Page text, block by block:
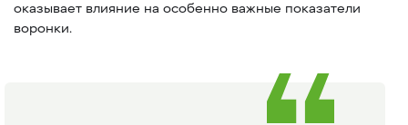
оказывает влияние на особенно важные показатели
воронки.